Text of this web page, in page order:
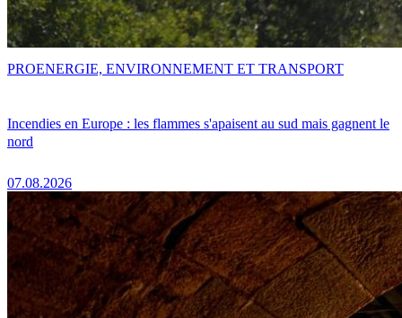
Incendies en Europe : les flammes s'apaisent au sud mais gagnent le
nord
07.08.2026
PROENERGIE, ENVIRONNEMENT ET TRANSPORT